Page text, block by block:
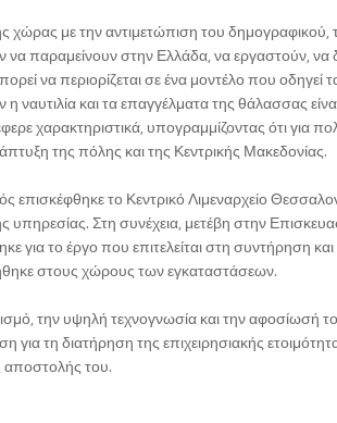
με την αντιμετώπιση του δημογραφικού,
να παραμείνουν στην Ελλάδα, να εργαστούν, να
να περιορίζεται σε ένα μοντέλο που οδηγεί
ναυτιλία και τα επαγγέλματα της θάλασσας
χαρακτηριστικά, υπογραμμίζοντας ότι για
της πόλης και της Κεντρικής Μακεδονίας.
το Κεντρικό Λιμεναρχείο
υπηρεσίας. Στη συνέχεια, μετέβη στην
το έργο που επιτελείται στη συντήρηση
στους χώρους των εγκαταστάσεων.
την υψηλή τεχνογνωσία και την αφοσίωσή
τη διατήρηση της επιχειρησιακής
αποστολής του.